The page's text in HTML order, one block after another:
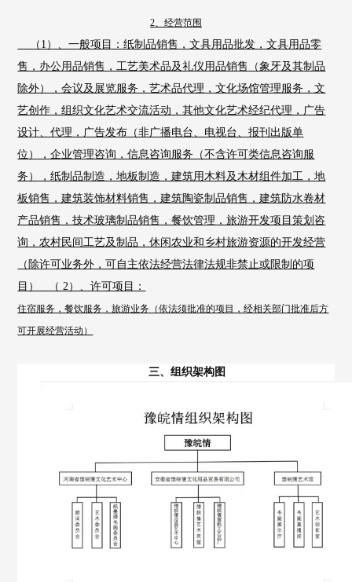
2、经营范围
（1）、一般项目：纸制品销售，文具用品批发，文具用品零
售，办公用品销售，工艺美术品及礼仪用品销售（象牙及其制品
除外），会议及展览服务，艺术品代理，文化场馆管理服务，文
艺创作，组织文化艺术交流活动，其他文化艺术经纪代理，广告
设计、代理，广告发布（非广播电台、电视台、报刊出版单
位），企业管理咨询，信息咨询服务（不含许可类信息咨询服
务），纸制品制造，地板制造，建筑用木料及木材组件加工，地
板销售，建筑装饰材料销售，建筑陶瓷制品销售，建筑防水卷材
产品销售，技术玻璃制品销售，餐饮管理，旅游开发项目策划咨
询，农村民间工艺及制品，休闲农业和乡村旅游资源的开发经营
（除许可业务外，可自主依法经营法律法规非禁止或限制的项
目） （ 2）、许可项目：
住宿服务，餐饮服务，旅游业务（依法须批准的项目，经相关部门批准后方
可开展经营活动）
三、 组织架构图